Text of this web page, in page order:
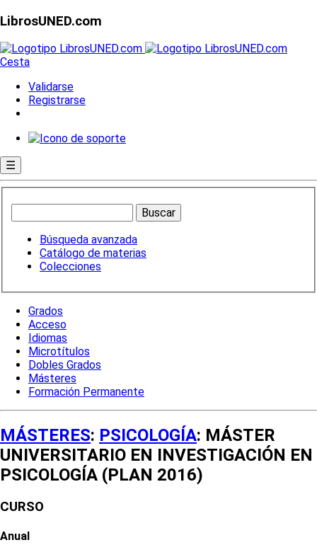
LibrosUNED.com
Cesta
Validarse
Registrarse
☰
Búsqueda avanzada
Catálogo de materias
Colecciones
Grados
Acceso
Idiomas
Microtítulos
Dobles Grados
Másteres
Formación Permanente
MÁSTERES: PSICOLOGÍA: MÁSTER
UNIVERSITARIO EN INVESTIGACIÓN EN
PSICOLOGÍA (PLAN 2016)
CURSO
Anual